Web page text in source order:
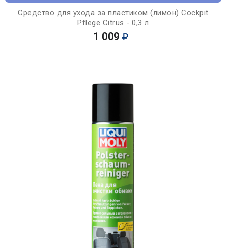
Средство для ухода за пластиком (лимон) Cockpit
Pflege Citrus - 0,3 л
1 009